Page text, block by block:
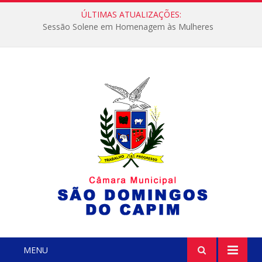
ÚLTIMAS ATUALIZAÇÕES:
Sessão Solene em Homenagem às Mulheres
MENU